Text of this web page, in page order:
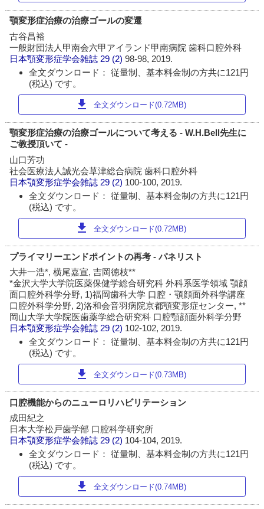
顎変形症治療の治療ゴールの変遷
古谷昌裕
一般財団法人甲南会六甲アイランド甲南病院 歯科口腔外科
日本顎変形症学会雑誌 29 (2)98-98, 2019.
全文ダウンロード： 従量制、基本料金制の方共に121円
(税込) です。
download 全文ダウンロード(0.72MB)
顎変形症治療の治療ゴールについて考える - W.H.Bell先生に
ご教授頂いて -
山口芳功
社会医療法人誠光会草津総合病院 歯科口腔外科
日本顎変形症学会雑誌 29 (2) 100-100, 2019.
全文ダウンロード： 従量制、基本料金制の方共に121円
(税込) です。
download 全文ダウンロード(0.72MB)
プライマリーエンドポイントの再考 - パネリスト
大井一浩*, 横尾嘉宣, 吉岡徳枝**
*金沢大学大学院医薬保健学総合研究科 外科系医学領域 顎顔
面口腔外科学分野, 1)福岡歯科大学 口腔・顎顔面外科学講座
口腔外科学分野, 2)洛和会音羽病院京都顎変形症センター, **
岡山大学大学院医歯薬学総合研究科 口腔顎顔面外科学分野
日本顎変形症学会雑誌 29 (2) 102-102, 2019.
全文ダウンロード： 従量制、基本料金制の方共に121円
(税込) です。
download 全文ダウンロード(0.73MB)
口腔機能からのニューロリハビリテーション
成田紀之
日本大学松戸歯学部 口腔科学研究所
日本顎変形症学会雑誌 29 (2) 104-104, 2019.
全文ダウンロード： 従量制、基本料金制の方共に121円
(税込) です。
download 全文ダウンロード(0.74MB)